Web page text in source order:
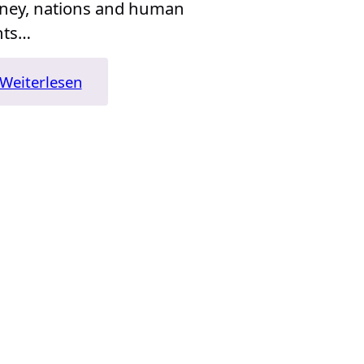
nations and human
Weiterlesen:
„Sapiens: